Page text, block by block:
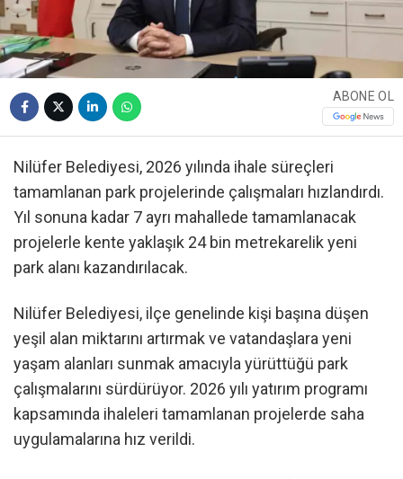
ABONE OL
Nilüfer Belediyesi, 2026 yılında ihale süreçleri
tamamlanan park projelerinde çalışmaları hızlandırdı.
Yıl sonuna kadar 7 ayrı mahallede tamamlanacak
projelerle kente yaklaşık 24 bin metrekarelik yeni
park alanı kazandırılacak.
Nilüfer Belediyesi, ilçe genelinde kişi başına düşen
yeşil alan miktarını artırmak ve vatandaşlara yeni
yaşam alanları sunmak amacıyla yürüttüğü park
çalışmalarını sürdürüyor. 2026 yılı yatırım programı
kapsamında ihaleleri tamamlanan projelerde saha
uygulamalarına hız verildi.